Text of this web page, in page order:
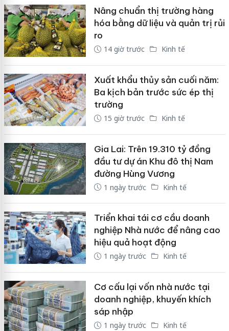
Nâng chuẩn thị trường hàng
hóa bằng dữ liệu và quản trị rủi
ro
14 giờ trước Kinh tế
Xuất khẩu thủy sản cuối năm:
Ba kịch bản trước sức ép thị
trường
15 giờ trước Kinh tế
Gia Lai: Trên 19.310 tỷ đồng
đầu tư dự án Khu đô thị Nam
đường Hùng Vương
1 ngày trước Kinh tế
Triển khai tái cơ cầu doanh
nghiệp Nhà nước để nâng cao
hiệu quả hoạt động
1 ngày trước Kinh tế
Cơ cấu lại vốn nhà nước tại
doanh nghiệp, khuyến khích
sáp nhập
1 ngày trước Kinh tế